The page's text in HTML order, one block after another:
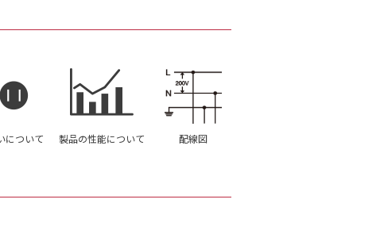
について 製品の性能について 配線図